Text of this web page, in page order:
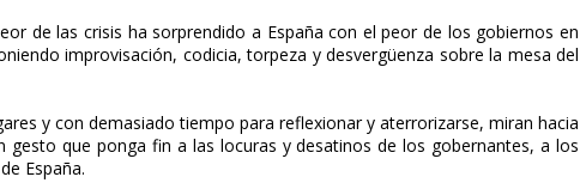
de las crisis ha sorprendido a España con el peor de los gobiernos en
improvisación, codicia, torpeza y desvergüenza sobre la mesa del
y con demasiado tiempo para reflexionar y aterrorizarse, miran hacia
gesto que ponga fin a las locuras y desatinos de los gobernantes, a los
España.